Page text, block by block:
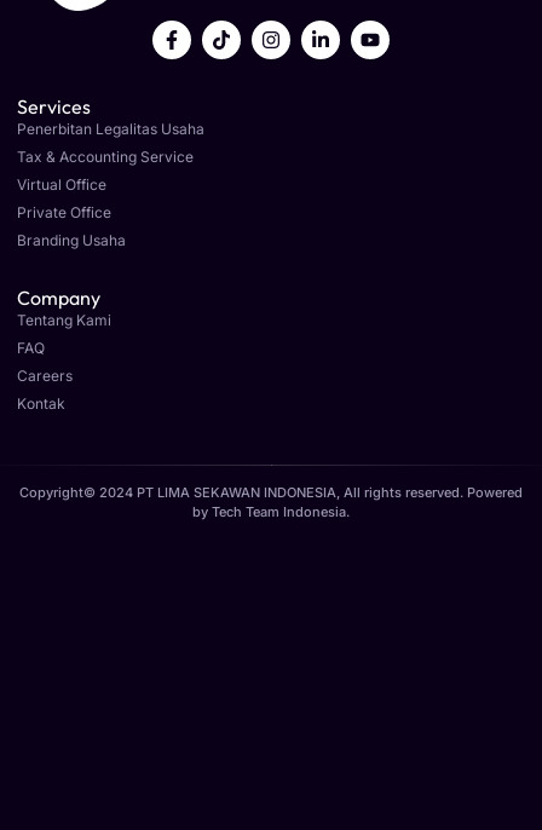
Services
Penerbitan Legalitas Usaha
Tax & Accounting Service
Virtual Office
Private Office
Branding Usaha
Company
Tentang Kami
FAQ
Careers
Kontak
Copyright© 2024 PT LIMA SEKAWAN INDONESIA, All rights reserved. Powered
by Tech Team Indonesia.